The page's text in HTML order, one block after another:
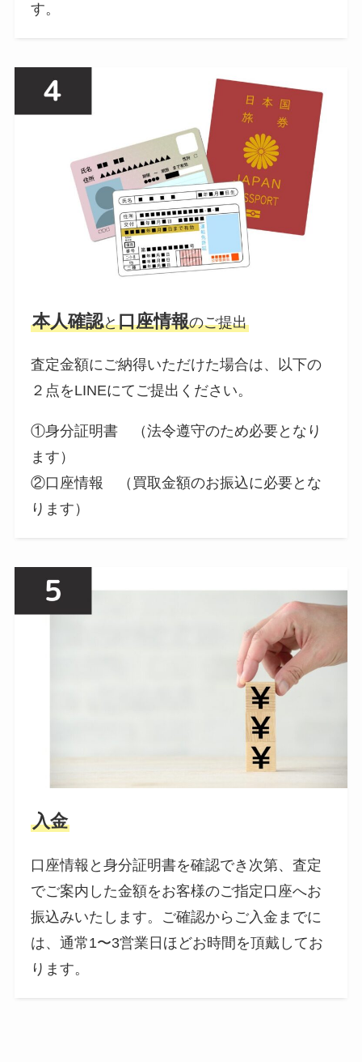
す。
本人確認と口座情報のご提出
査定金額にご納得いただけた場合は、以下の
２点をLINEにてご提出ください。
①身分証明書 （法令遵守のため必要となり
ます）
②口座情報 （買取金額のお振込に必要とな
ります）
入金
口座情報と身分証明書を確認でき次第、査定
でご案内した金額をお客様のご指定口座へお
振込みいたします。ご確認からご入金までに
は、通常1〜3営業日ほどお時間を頂戴してお
ります。